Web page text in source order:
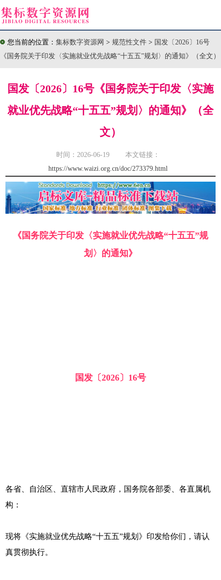
您当前的位置： 集标数字资源网 > 规范性文件 > 国发〔2026〕16号
《国务院关于印发〈实施就业优先战略“十五五”规划〉的通知》（全文）
国发〔2026〕16号《国务院关于印发〈实施
就业优先战略“十五五”规划〉的通知》（全
文）
时间：2026-06-19 本文链接：
https://www.waizi.org.cn/doc/273379.html
《国务院关于印发〈实施就业优先战略“十五五”规
划〉的通知》
国发〔2026〕16号
各省、自治区、直辖市人民政府，国务院各部委、各直属机
构：
现将《实施就业优先战略“十五五”规划》印发给你们，请认
真贯彻执行。